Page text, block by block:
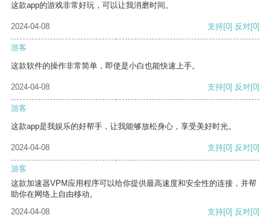
这款app的游戏非常好玩，可以让我消磨时间。
2024-04-08 支持[0] 反对[0]
游客
这款软件的操作非常简单，即使是小白也能快速上手。
2024-04-08 支持[0] 反对[0]
游客
这款app是我娱乐的好帮手，让我能够放松身心，享受美好时光。
2024-04-08 支持[0] 反对[0]
游客
这款加速器VPM应用程序可以给你提供最高速度和安全性的连接，并帮
助你在网络上自由移动。
2024-04-08
支持[0] 反对[0]